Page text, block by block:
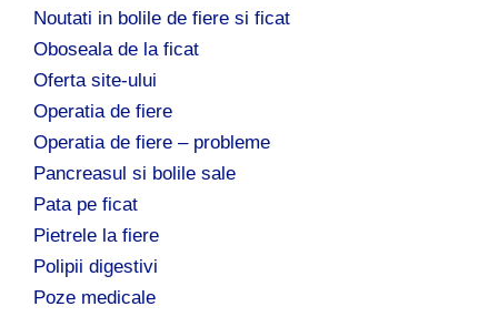
Noutati in bolile de fiere si ficat
Oboseala de la ficat
Oferta site-ului
Operatia de fiere
Operatia de fiere – probleme
Pancreasul si bolile sale
Pata pe ficat
Pietrele la fiere
Polipii digestivi
Poze medicale